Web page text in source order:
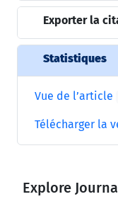
Exporter la
Statistiques
Vue de l’article
Télécharger la
Explore